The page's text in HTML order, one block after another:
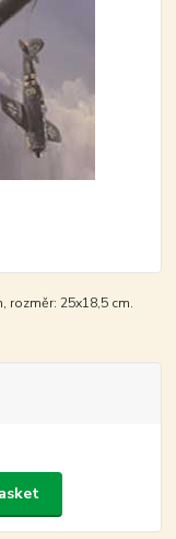
rozměr: 25x18,5 cm.